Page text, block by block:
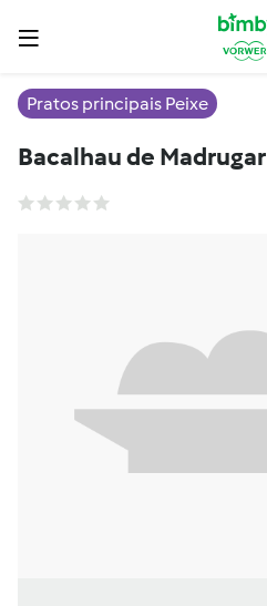
Pratos principais Peixe
Bacalhau de Madrugar